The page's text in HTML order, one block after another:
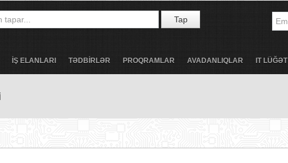
Tap
İŞ ELANLARI TƏDBİRLƏR PROQRAMLAR AVADANLIQLAR IT LÜĞƏT